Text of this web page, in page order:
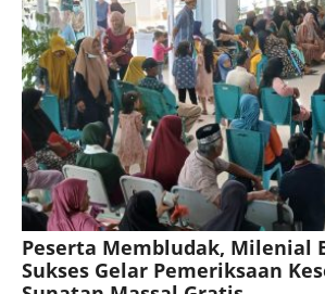
Peserta Membludak, Milenial
Sukses Gelar Pemeriksaan